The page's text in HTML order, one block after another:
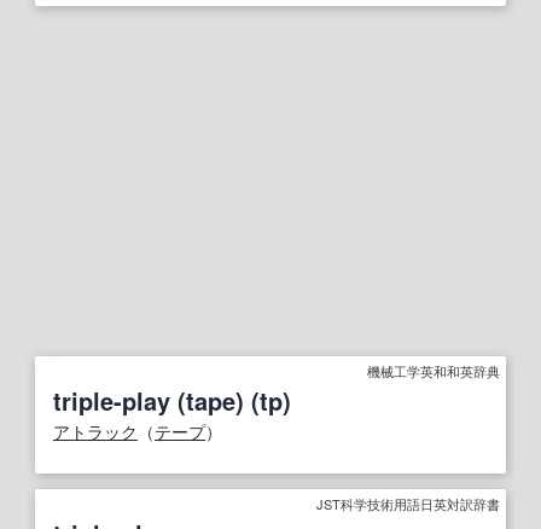
機械工学英和和英辞典
triple-play (tape) (tp)
アトラック （テープ）
JST科学技術用語日英対訳辞書